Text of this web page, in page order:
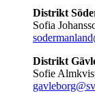
Distrikt
Sofia
Distrikt
Sofie